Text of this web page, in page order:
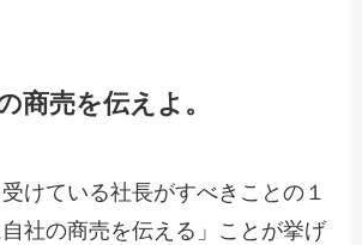
商売を伝えよ。
けている社長がすべきことの１
社の商売を伝える」ことが挙げ